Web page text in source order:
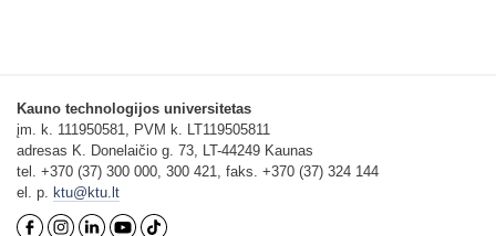
Kauno technologijos universitetas
įm. k. 111950581, PVM k. LT119505811
adresas K. Donelaičio g. 73, LT-44249 Kaunas
tel. +370 (37) 300 000, 300 421, faks. +370 (37) 324 144
el. p. ktu@ktu.lt